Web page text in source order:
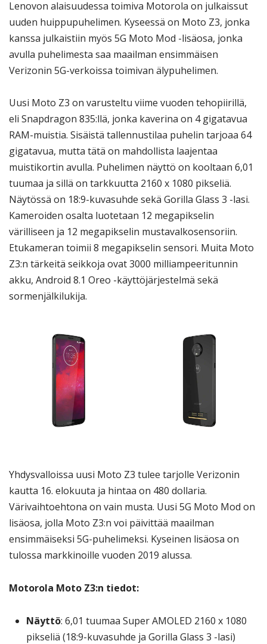
Lenovon alaisuudessa toimiva Motorola on julkaissut
uuden huippupuhelimen. Kyseessä on Moto Z3, jonka
kanssa julkaistiin myös 5G Moto Mod -lisäosa, jonka
avulla puhelimesta saa maailman ensimmäisen
Verizonin 5G-verkoissa toimivan älypuhelimen.
Uusi Moto Z3 on varusteltu viime vuoden tehopiirillä,
eli Snapdragon 835:llä, jonka kaverina on 4 gigatavua
RAM-muistia. Sisäistä tallennustilaa puhelin tarjoaa 64
gigatavua, mutta tätä on mahdollista laajentaa
muistikortin avulla. Puhelimen näyttö on kooltaan 6,01
tuumaa ja sillä on tarkkuutta 2160 x 1080 pikseliä.
Näytössä on 18:9-kuvasuhde sekä Gorilla Glass 3 -lasi.
Kameroiden osalta luotetaan 12 megapikselin
värilliseen ja 12 megapikselin mustavalkosensoriin.
Etukameran toimii 8 megapikselin sensori. Muita Moto
Z3:n tärkeitä seikkoja ovat 3000 milliampeeritunnin
akku, Android 8.1 Oreo -käyttöjärjestelmä sekä
sormenjälkilukija.
Yhdysvalloissa uusi Moto Z3 tulee tarjolle Verizonin
kautta 16. elokuuta ja hintaa on 480 dollaria.
Värivaihtoehtona on vain musta. Uusi 5G Moto Mod on
lisäosa, jolla Moto Z3:n voi päivittää maailman
ensimmäiseksi 5G-puhelimeksi. Kyseinen lisäosa on
tulossa markkinoille vuoden 2019 alussa.
Motorola Moto Z3:n tiedot:
Näyttö: 6,01 tuumaa Super AMOLED 2160 x 1080
pikseliä (18:9-kuvasuhde ja Gorilla Glass 3 -lasi)